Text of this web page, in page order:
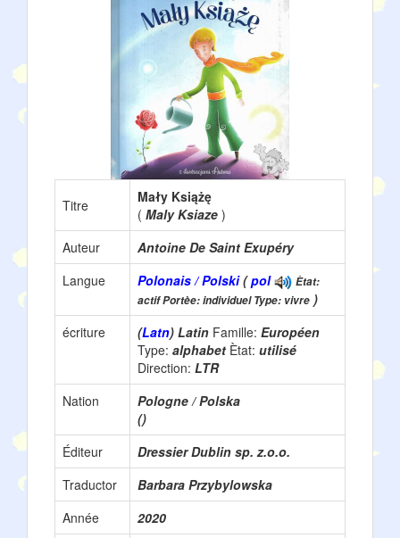
Titre
Mały Książę
( Maly Ksiaze )
Auteur
Antoine De Saint Exupéry
Langue
Polonais / Polski(pol
Ètat:
actif Portèe: individuel Type: vivre )
écriture
(Latn) Latin Famille: Européen
Type: alphabet Ètat: utilisé
Direction: LTR
Nation
Pologne / Polska
()
Éditeur
Dressier Dublin sp. z.o.o.
Traductor
Barbara Przybylowska
Année
2020